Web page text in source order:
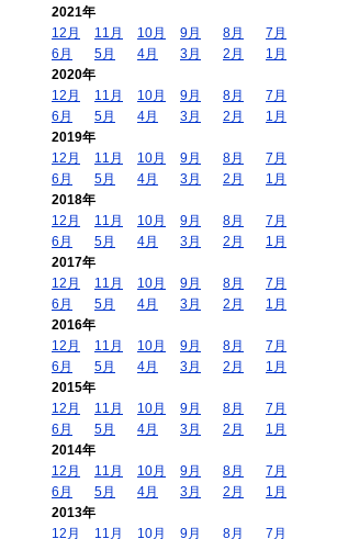
2021年
12月
11月 10月 9月 8月
7月
6月
5月 4月 3月 2月
1月
2020年
12月
11月 10月 9月 8月
7月
6月
5月 4月 3月 2月
1月
2019年
12月
11月 10月 9月 8月
7月
6月
5月 4月 3月 2月
1月
2018年
12月
11月 10月 9月 8月
7月
6月
5月 4月 3月 2月
1月
2017年
12月
11月 10月 9月 8月
7月
6月
5月 4月 3月 2月
1月
2016年
12月
11月 10月 9月 8月
7月
6月
5月 4月 3月 2月
1月
2015年
12月
11月 10月 9月 8月
7月
6月
5月 4月 3月 2月
1月
2014年
12月
11月 10月 9月 8月
7月
6月
5月 4月 3月 2月
1月
2013年
12月
11月 10月 9月 8月 7月